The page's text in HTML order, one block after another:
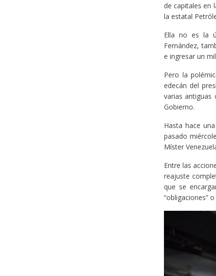
de capitales en
la estatal
Ella no es la
Fernández,
e ingresar un
Pero la
edecán del
varias antiguas
Gobierno.
Hasta hace
pasado
Míster
Entre las
reajuste
que se
“obligaciones”